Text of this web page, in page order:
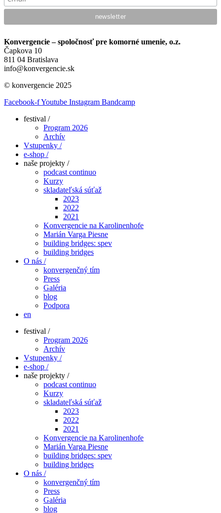
Konvergencie – spoločnosť pre komorné umenie, o.z.
Čapkova 10
811 04 Bratislava
info@konvergencie.sk
© konvergencie 2025
Facebook-fYoutube Instagram Bandcamp
festival /
Program 2026
Archív
Vstupenky /
e-shop /
naše projekty /
podcast continuo
Kurzy
skladateľská súťaž
2023
2022
2021
Konvergencie na Karolinenhofe
Marián Varga Piesne
building bridges: spev
building bridges
O nás /
konvergenčný tím
Press
Galéria
blog
Podpora
en
festival /
Program 2026
Archív
Vstupenky /
e-shop /
naše projekty /
podcast continuo
Kurzy
skladateľská súťaž
2023
2022
2021
Konvergencie na Karolinenhofe
Marián Varga Piesne
building bridges: spev
building bridges
O nás /
konvergenčný tím
Press
Galéria
blog